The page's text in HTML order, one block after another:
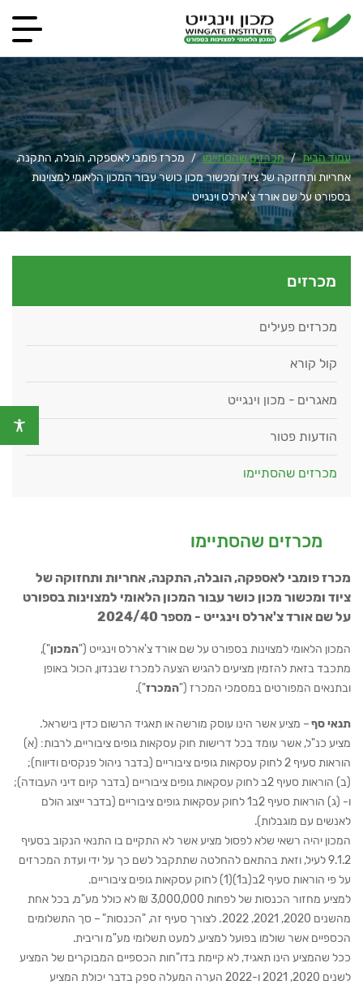
עמוד הבית / מכרזים שהסתיימו / מכרז פומבי לאספקה, הובלה, התקנה,
אחריות ותחזוקה של ציוד ומכשור מכון כושר עבור המכון הלאומי למצוינות
בספורט על שם אורד צ'ארלס וינגייט
מכרזים
מכרזים פעילים
קול קורא
מאגרים - מכון וינגייט
הודעות פטור
מכרזים שהסתיימו
מכרזים שהסתיימו
מכרז פומבי לאספקה, הובלה, התקנה, אחריות ותחזוקה של
ציוד ומכשור מכון כושר עבור המכון הלאומי למצוינות בספורט
על שם אורד צ'ארלס וינגייט - מספר 2024/40
המכון הלאומי למצוינות בספורט על שם אורד צ'ארלס וינגייט ("המכון"),
מתכבד בזאת להזמין מציעים להגיש הצעה למכרז שבנדון, הכול באופן
ובתנאים המפורטים במסמכי המכרז ("המכרז").
תנאי סף– מציע אשר הינו עוסק מורשה או תאגיד הרשום כדין בישראל.
מציע כנ"ל, אשר עומד בכל דרישות חוק עסקאות גופים ציבוריים, לרבות: (א)
הוראות סעיף 2 לחוק עסקאות גופים ציבוריים (בדבר ניהול פנקסים ודיווח);
(ב) הוראות סעיף 2ב לחוק עסקאות גופים ציבוריים (בדבר קיום דיני העבודה);
ו- (ג) הוראות סעיף 2ב1 לחוק עסקאות גופים ציבוריים (בדבר ייצוג הולם
לאנשים עם מוגבלות).
המכון יהיה רשאי שלא לפסול מציע אשר לא התקיים בו התנאי הנקוב בסעיף
‏9.1.2 לעיל, וזאת בהתאם להחלטה שתתקבל לשם כך על ידי ועדת המכרזים
על פי הוראות סעיף 2ב(ב1)(1) לחוק עסקאות גופים ציבוריים.
למציע מחזור הכנסות של לפחות 3,000,000 ₪ לא כולל מע"מ, בכל אחת
מהשנים 2020, 2021, 2022. לצורך סעיף זה, "הכנסות" – סך התשלומים
הכספיים אשר שולמו בפועל למציע, למעט תשלומי מע"מ וריבית.
ככל שהמציע הינו תאגיד, לא קיימת בדו"חות הכספיים המבוקרים של המציע
לשנים 2020, 2021 ו-2022 הערה המעלה ספק בדבר יכולת המציע